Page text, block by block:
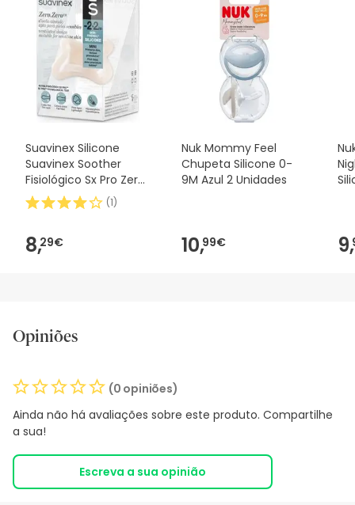
Suavinex Silicone
Suavinex Soother
Fisiológico Sx Pro Zero
2m 1 peça
(1)
8,29€
Nuk Mommy Feel
Chupeta Silicone 0-
9M Azul 2 Unidades
10,99€ 9,
Opiniões
(0 opiniões)
Ainda não há avaliações sobre este produto. Compartilhe
a sua!
Escreva a sua opinião